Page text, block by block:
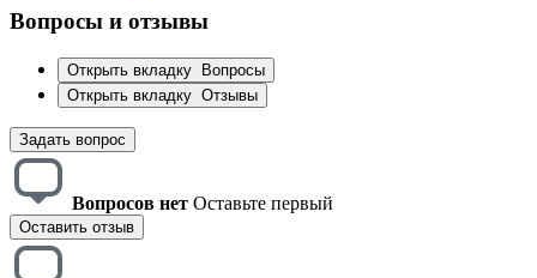
Вопросы и отзывы
Открыть вкладку
Вопросы
Открыть вкладку Отзывы
Задать вопрос
Вопросов нет Оставьте первый
Оставить отзыв